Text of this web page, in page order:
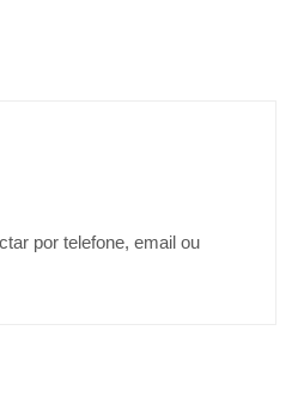
por telefone, email ou